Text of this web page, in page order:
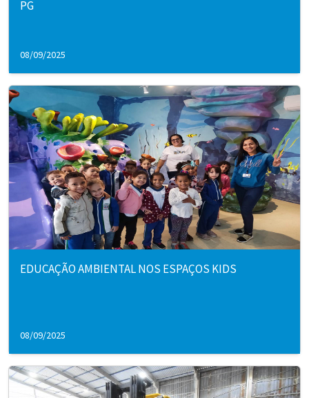
PG
08/09/2025
EDUCAÇÃO AMBIENTAL NOS ESPAÇOS KIDS
08/09/2025